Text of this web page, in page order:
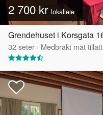
2 700 kr lokalleie
32seter · Medbrakt mat tillatt